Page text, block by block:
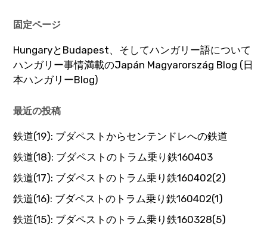
固定ページ
HungaryとBudapest、そしてハンガリー語について
ハンガリー事情満載のJapán Magyarország Blog (日
本ハンガリーBlog)
最近の投稿
鉄道(19): ブダペストからセンテンドレへの鉄道
鉄道(18): ブダペストのトラム乗り鉄160403
鉄道(17): ブダペストのトラム乗り鉄160402(2)
鉄道(16): ブダペストのトラム乗り鉄160402(1)
鉄道(15): ブダペストのトラム乗り鉄160328(5)